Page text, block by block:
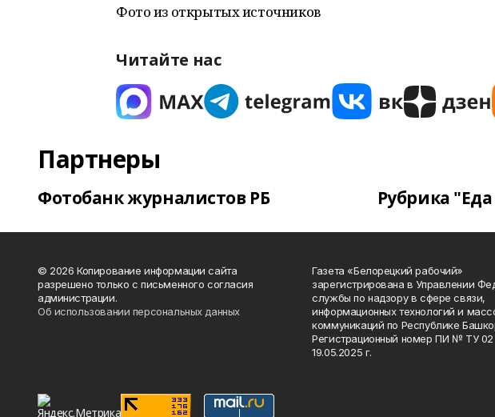
Фото из открытых источников
Читайте нас
Партнеры
Фотобанк журналистов РБ Рубрика
© 2026 Копирование информации сайта
разрешено только с письменного согласия
администрации.
Об использовании персональных данных
Газета «Белорецкий рабочий»
зарегистрирована в Управлении
службы по надзору в сфере связи,
информационных технологий и
коммуникаций по Республике
Регистрационный номер ПИ № ТУ 02
19.05.2025 г.